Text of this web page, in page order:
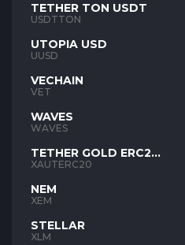
TETHER TON USDT
USDTTON
UTOPIA USD
UUSD
VECHAIN
VET
WAVES
WAVES
TETHER GOLD ERC20
XAUT
XAUTERC20
NEM
XEM
STELLAR
XLM